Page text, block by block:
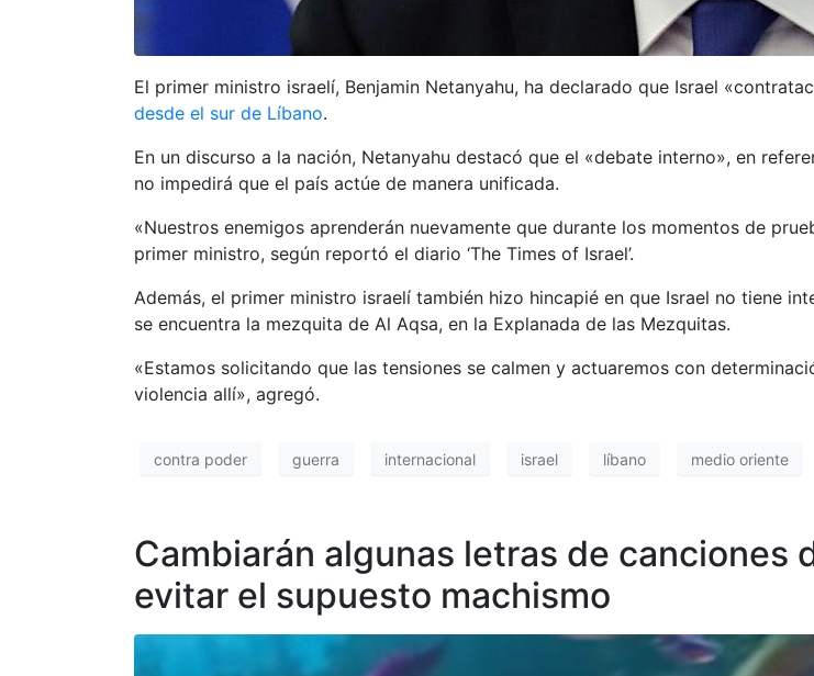
El primer ministro israelí, Benjamin Netanyahu, ha declarado que Israel
desde el sur de Líbano.
En un discurso a la nación, Netanyahu destacó que el «debate interno», en
no impedirá que el país actúe de manera unificada.
«Nuestros enemigos aprenderán nuevamente que durante los momentos de
primer ministro, según reportó el diario ‘The Times of Israel’.
Además, el primer ministro israelí también hizo hincapié en que Israel no tiene
se encuentra la mezquita de Al Aqsa, en la Explanada de las Mezquitas.
«Estamos solicitando que las tensiones se calmen y actuaremos con
violencia allí», agregó.
contra poder guerra internacional israel líbano medio oriente
Cambiarán algunas letras de canciones
evitar el supuesto machismo